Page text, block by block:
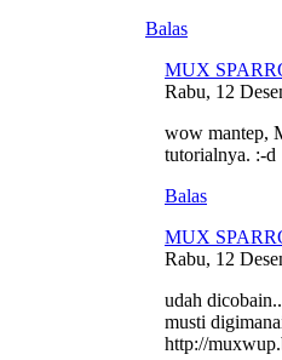
Balas
MUX
Rabu, 12
wow mantep,
tutorialnya. :-d
Balas
MUX
Rabu, 12
udah
musti
http://